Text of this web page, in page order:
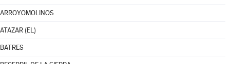
ARROYOMOLINOS
ATAZAR (EL)
BATRES